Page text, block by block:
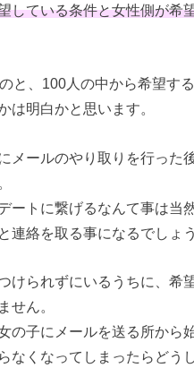
している条件と女性側が希
と、100人の中から希望す
は明白かと思います。
メールのやり取りを行った
ートに繋げるなんて事は当
連絡を取る事になるでしょう
けられずにいるうちに、希
せん。
の子にメールを送る所から
くなってしまったらどう